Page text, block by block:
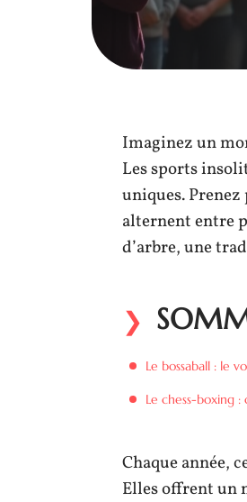
Imaginez un
Les sports
uniques.
alternent entre
d’arbre, une
Le bossaball : le
Le chess-boxing :
Chaque année,
Elles offrent un